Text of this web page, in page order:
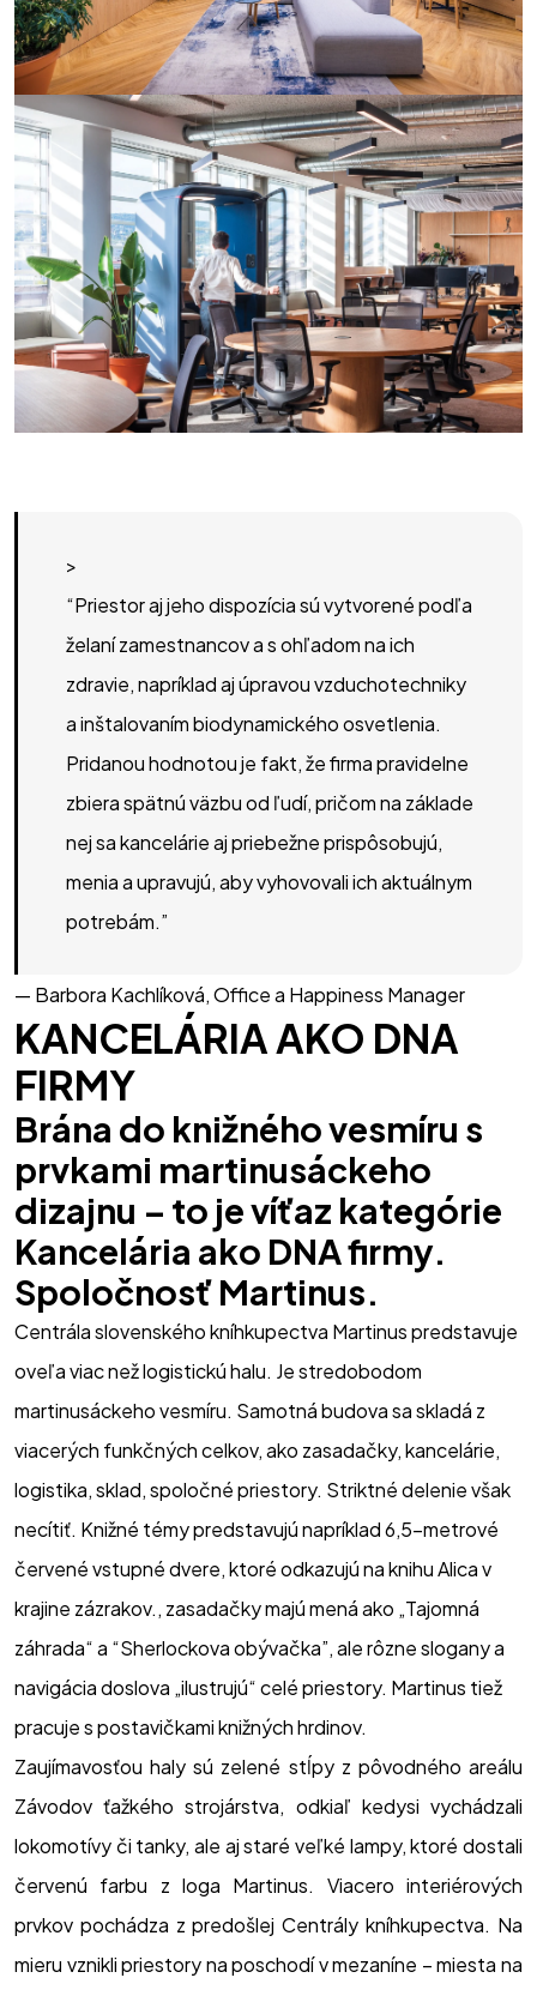
>
“Priestor aj jeho dispozícia sú vytvorené podľa
želaní zamestnancov a s ohľadom na ich
zdravie, napríklad aj úpravou vzduchotechniky
a inštalovaním biodynamického osvetlenia.
Pridanou hodnotou je fakt, že firma pravidelne
zbiera spätnú väzbu od ľudí, pričom na základe
nej sa kancelárie aj priebežne prispôsobujú,
menia a upravujú, aby vyhovovali ich aktuálnym
potrebám.”
— Barbora Kachlíková, Office a Happiness Manager
KANCELÁRIA AKO DNA
FIRMY
Brána do knižného vesmíru s
prvkami martinusáckeho
dizajnu – to je víťaz kategórie
Kancelária ako DNA firmy.
Spoločnosť Martinus.
Centrála slovenského kníhkupectva Martinus predstavuje
oveľa viac než logistickú halu. Je stredobodom
martinusáckeho vesmíru. Samotná budova sa skladá z
viacerých funkčných celkov, ako zasadačky, kancelárie,
logistika, sklad, spoločné priestory. Striktné delenie však
necítiť. Knižné témy predstavujú napríklad 6,5-metrové
červené vstupné dvere, ktoré odkazujú na knihu Alica v
krajine zázrakov., zasadačky majú mená ako „Tajomná
záhrada“ a “Sherlockova obývačka”, ale rôzne slogany a
navigácia doslova „ilustrujú“ celé priestory. Martinus tiež
pracuje s postavičkami knižných hrdinov.
Zaujímavosťou haly sú zelené stĺpy z pôvodného areálu
Závodov ťažkého strojárstva, odkiaľ kedysi vychádzali
lokomotívy či tanky, ale aj staré veľké lampy, ktoré dostali
červenú farbu z loga Martinus. Viacero interiérových
prvkov pochádza z predošlej Centrály kníhkupectva. Na
mieru vznikli priestory na poschodí v mezaníne – miesta na
Súťaž
Prihlásenie
O projekte
Porota
Iné
Ochrana osobných údajov
Kontakt
©2025 LARSENEWANS®